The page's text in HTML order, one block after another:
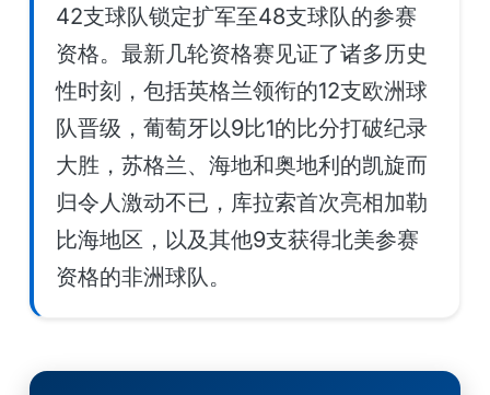
42支球队锁定扩军至48支球队的参赛
资格。最新几轮资格赛见证了诸多历史
性时刻，包括英格兰领衔的12支欧洲球
队晋级，葡萄牙以9比1的比分打破纪录
大胜，苏格兰、海地和奥地利的凯旋而
归令人激动不已，库拉索首次亮相加勒
比海地区，以及其他9支获得北美参赛
资格的非洲球队。